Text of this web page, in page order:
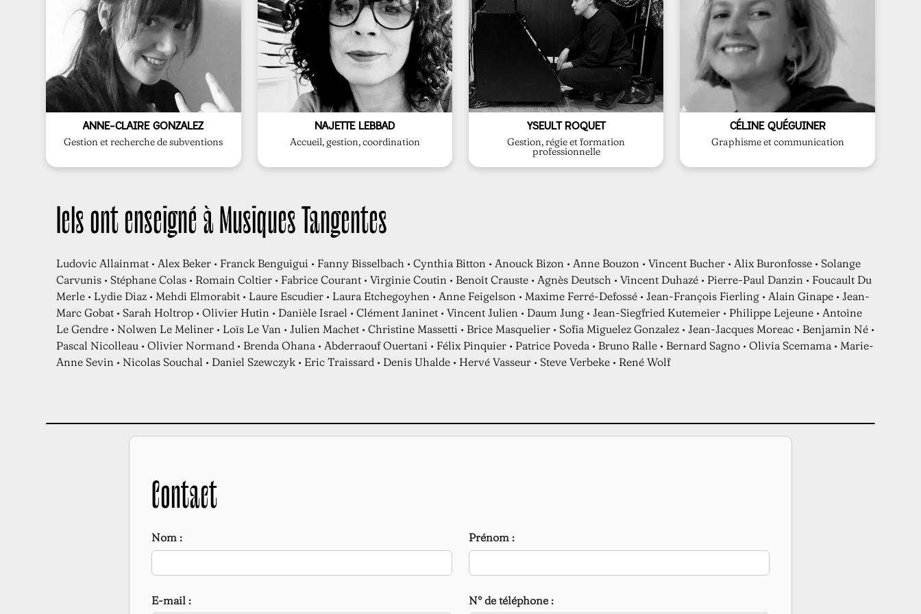
ANNE-CLAIRE GONZALEZ
Gestion et recherche de subventions
Anne-Claire coordonne la rédaction des
dossiers de subventions, le suivi
budgétaire et les relations avec les
institutions partenaires. Elle s'occupe
également de la gestion administrative de
l'association.
NAJETTE LEBBAD
Accueil, gestion, coordination
Najette assure la coordination quotidienne
de la structure : organisation interne, suivi
des inscriptions, gestion des plannings et
des échanges entre professeurs, élèves et
partenaires.
YSEULT ROQUET
Gestion, régie et formation
professionnelle
Yseult s'occupe du studio
d’enregistrement, de la maintenance
générale (matérielle et informatique) et de
la sonorisation des concerts et
événements produits par l’école. Elle
coordonne également la formation
CÉLINE QUÉGUINER
Graphisme et communication
Responsable de l’identité visuelle et de la
communication de l’association, Céline
conçoit les supports print et web et gère
Iels ont enseigné à Musiques Tangentes
Ludovic Allainmat • Alex Beker • Franck Benguigui • Fanny Bisselbach • Cynthia Bitton • Anouck Bizon • Anne Bouzon • Vincent Bucher • Alix Buronfosse • Solange
Carvunis • Stéphane Colas • Romain Coltier • Fabrice Courant • Virginie Coutin • Benoît Crauste • Agnès Deutsch • Vincent Duhazé • Pierre-Paul Danzin • Foucault Du
Merle • Lydie Diaz • Mehdi Elmorabit • Laure Escudier • Laura Etchegoyhen • Anne Feigelson • Maxime Ferré-Defossé • Jean-François Fierling • Alain Ginape • Jean-
Marc Gobat • Sarah Holtrop • Olivier Hutin • Danièle Israel • Clément Janinet • Vincent Julien • Daum Jung • Jean-Siegfried Kutemeier • Philippe Lejeune • Antoine
Le Gendre • Nolwen Le Meliner • Loïs Le Van • Julien Machet • Christine Massetti • Brice Masquelier • Sofia Miguelez Gonzalez • Jean-Jacques Moreac • Benjamin Né •
Pascal Nicolleau • Olivier Normand • Brenda Ohana • Abderraouf Ouertani • Félix Pinquier • Patrice Poveda • Bruno Ralle • Bernard Sagno • Olivia Scemama • Marie-
Anne Sevin • Nicolas Souchal • Daniel Szewczyk • Eric Traissard • Denis Uhalde • Hervé Vasseur • Steve Verbeke • René Wolf
Contact
Nom : Prénom :
E-mail : N° de téléphone :